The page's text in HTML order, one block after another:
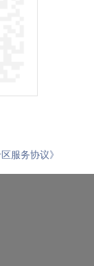
服务协议》